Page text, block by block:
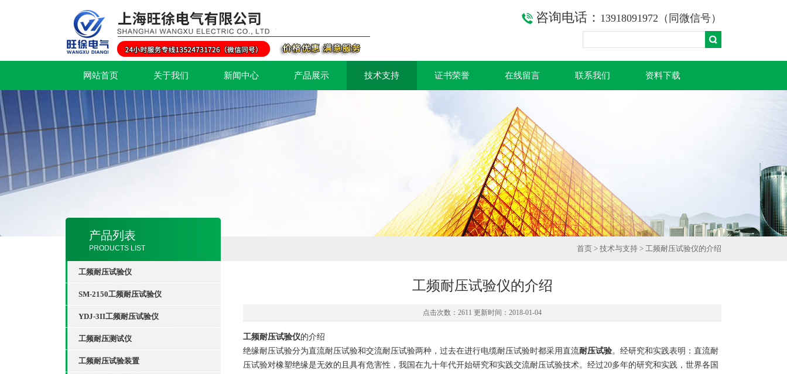
咨询电话： 13918091972（同微信号）
网站首页 关于我们 新闻中心 产品展示 技术支持 证书荣誉 在线留言 联系我们 资料下载
产品列表
PRODUCTS LIST
工频耐压试验仪
SM-2150工频耐压试验仪
YDJ-3II工频耐压试验仪
工频耐压测试仪
工频耐压试验装置
首页 > 技术与支持 > 工频耐压试验仪的介绍
工频耐压试验仪的介绍
点击次数：2611 更新时间：2018-01-04
工频耐压试验仪的介绍
绝缘耐压试验分为直流耐压试验和交流耐压试验两种，过去在进行电缆耐压试验时都采用直流耐压试验。经研究和实践表明：直流耐
压试验对橡塑绝缘是无效的且具有危害性，我国在九十年代开始研究和实践交流耐压试验技术。经过20多年的研究和实践，世界各国